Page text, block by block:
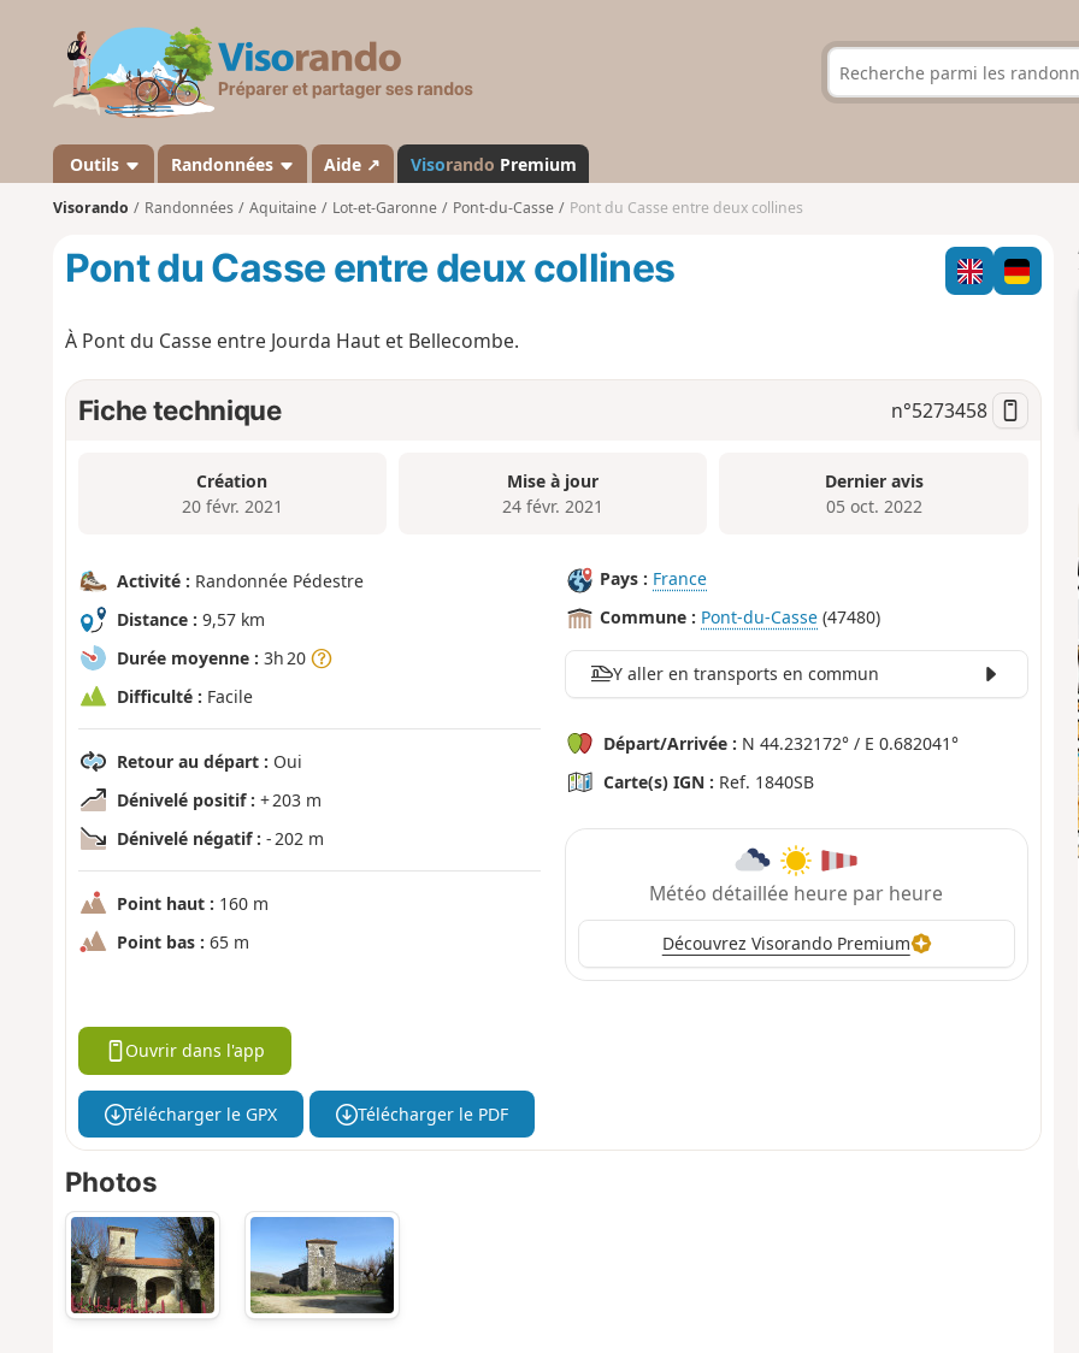
s
a
n
d
Outils Randonnées Aide ↗ Visorando Premium
Visorando Randonnées Aquitaine Lot-et-Garonne Pont-du-Casse Pont du Casse entre deux collines
Pont du Casse entre deux collines
À Pont du Casse entre Jourda Haut et Bellecombe.
Fiche technique n°5273458
Création
20 févr. 2021
Mise à jour
24 févr. 2021
Dernier avis
05 oct. 2022
Activité : Randonnée Pédestre
Distance : 9,57 km
Durée moyenne : 3h 20
Difficulté : Facile
Retour au départ : Oui
Dénivelé positif : + 203 m
Dénivelé négatif : - 202 m
Point haut : 160 m
Point bas : 65 m
Pays : France
Commune : Pont-du-Casse (47480)
Y aller en transports en commun
Départ/Arrivée : N 44.232172° / E 0.682041°
Carte(s) IGN : Ref. 1840SB
Météo détaillée heure par heure
Découvrez Visorando Premium
Ouvrir dans l'app
Télécharger le GPX Télécharger le PDF
Photos